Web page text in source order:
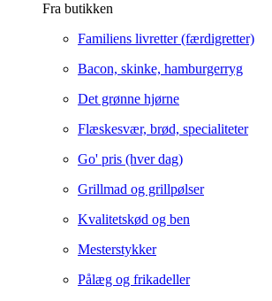
Fra butikken
Familiens livretter (færdigretter)
Bacon, skinke, hamburgerryg
Det grønne hjørne
Flæskesvær, brød, specialiteter
Go' pris (hver dag)
Grillmad og grillpølser
Kvalitetskød og ben
Mesterstykker
Pålæg og frikadeller